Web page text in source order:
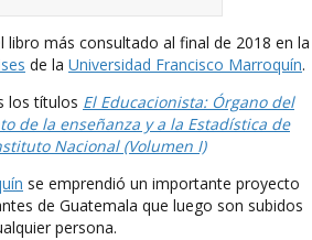
más consultado al final de 2018 en la
de la Universidad Francisco Marroquín.
los títulos El Educacionista: Órgano del
de la enseñanza y a la Estadística de
Nacional (Volumen I)
se emprendió un importante proyecto
de Guatemala que luego son subidos
persona.